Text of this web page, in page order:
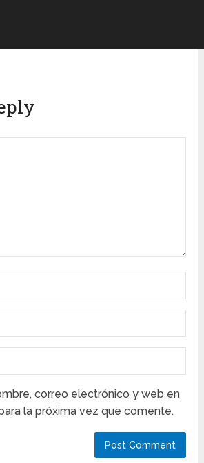
correo electrónico y web en
la próxima vez que comente.